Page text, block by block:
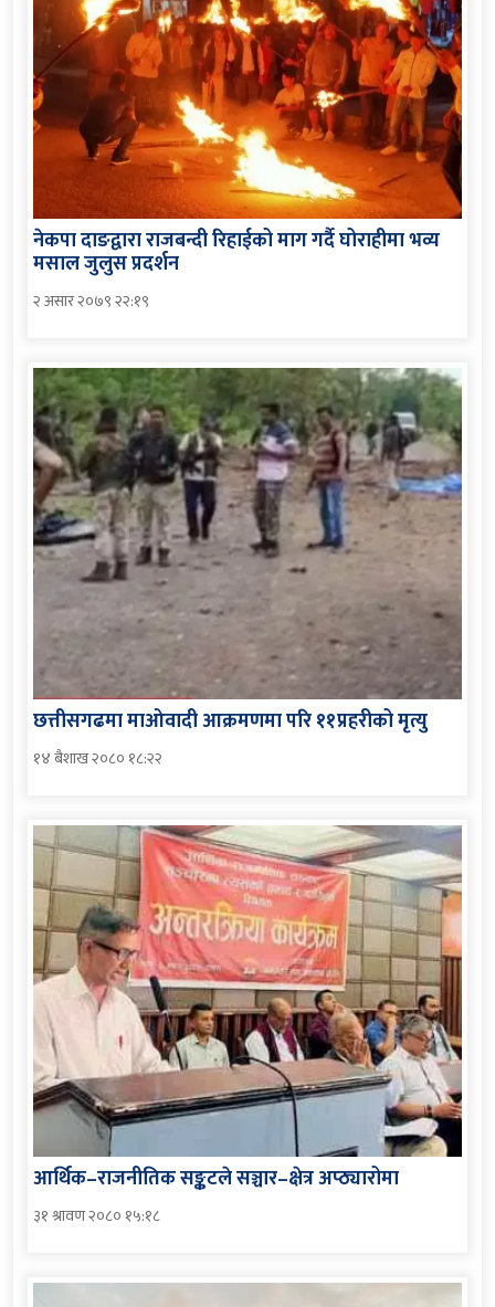
नेकपा दाङद्वारा राजबन्दी रिहाईको माग गर्दै घोराहीमा भव्य
मसाल जुलुस प्रदर्शन
२ असार २०७९ २२:१९
छत्तीसगढमा माओवादी आक्रमणमा परि ११प्रहरीको मृत्यु
१४ बैशाख २०८० १८:२२
आर्थिक–राजनीतिक सङ्कटले सञ्चार–क्षेत्र अप्ठ्यारोमा
३१ श्रावण २०८० १५:१८